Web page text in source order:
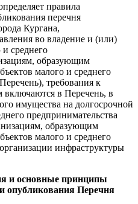
правила
перечня
Кургана,
во владение и (или)
и среднего
образующим
малого и среднего
требования к
включаются в Перечень, в
имущества на долгосрочной
предпринимательства
образующим
малого и среднего
инфраструктуры
и основные принципы
опубликования Перечня